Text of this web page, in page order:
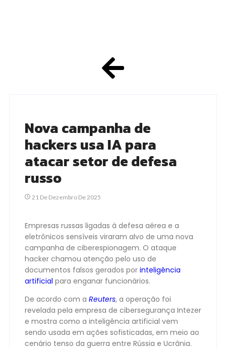
Nova campanha de
hackers usa IA para
atacar setor de defesa
russo
21 De Dezembro De 2025
Empresas russas ligadas à defesa aérea e a
eletrônicos sensíveis viraram alvo de uma nova
campanha de ciberespionagem. O ataque
hacker chamou atenção pelo uso de
documentos falsos gerados por inteligência
artificial para enganar funcionários.
De acordo com a Reuters, a operação foi
revelada pela empresa de cibersegurança Intezer
e mostra como a inteligência artificial vem
sendo usada em ações sofisticadas, em meio ao
cenário tenso da guerra entre Rússia e Ucrânia.